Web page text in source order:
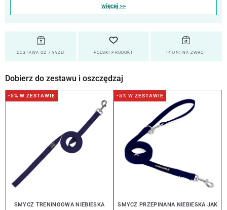
więcej >>
DOSTAWA OD 7.99ZŁ! POLSKI PRODUKT 14 DNI NA ZWROT
Dobierz do zestawu i oszczędzaj
-5% W ZESTAWIE
SMYCZ TRENINGOWA NIEBIESKA
-5% W ZESTAWIE
SMYCZ PRZEPINANA NIEBIESKA JAK